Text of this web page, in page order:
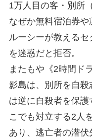
1万人目の客・別所
なぜか無料宿泊券や
ルーシーが教える
を迷惑だと拒否。
またもや《2時間ド
影島は、別所を自
は逆に自殺者を保
こでも対立する2人
あり、逃亡者の潜